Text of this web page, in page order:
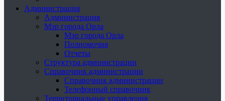
Администрация
Администрация
Мэр города Орла
Мэр города Орла
Полномочия
Отчеты
Структура администрации
Справочник администрации
Справочник администрации
Телефонный справочник
Территориальные управления